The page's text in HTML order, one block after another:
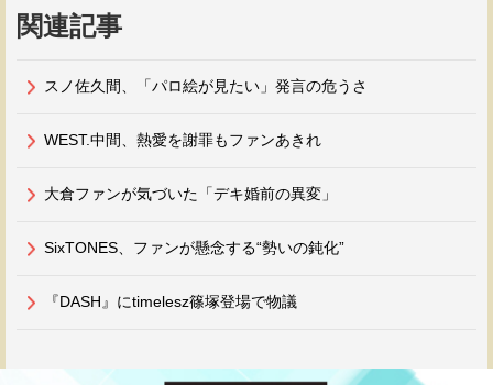
関連記事
スノ佐久間、「パロ絵が見たい」発言の危うさ
WEST.中間、熱愛を謝罪もファンあきれ
大倉ファンが気づいた「デキ婚前の異変」
SixTONES、ファンが懸念する“勢いの鈍化”
『DASH』にtimelesz篠塚登場で物議